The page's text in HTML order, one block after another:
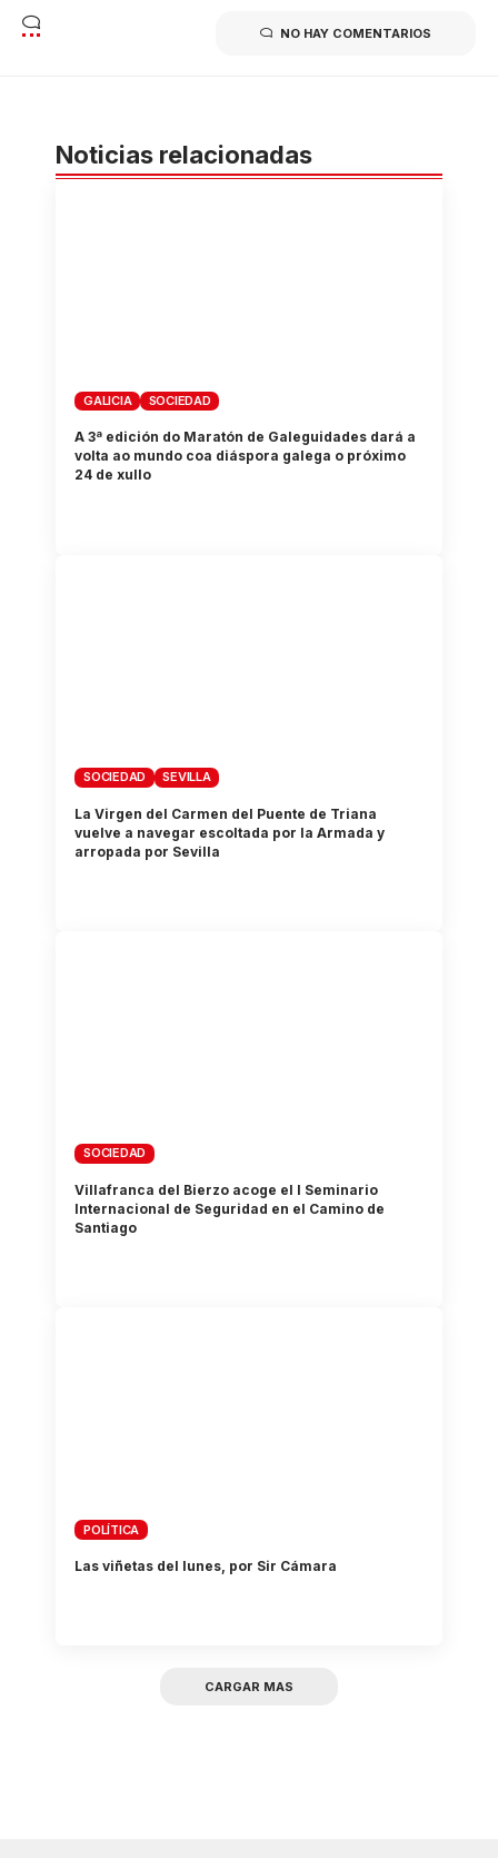
NO HAY COMENTARIOS
Noticias relacionadas
GALICIA SOCIEDAD
A 3ª edición do Maratón de Galeguidades dará a
volta ao mundo coa diáspora galega o próximo
24 de xullo
SOCIEDAD SEVILLA
La Virgen del Carmen del Puente de Triana
vuelve a navegar escoltada por la Armada y
arropada por Sevilla
SOCIEDAD
Villafranca del Bierzo acoge el I Seminario
Internacional de Seguridad en el Camino de
Santiago
POLÍTICA
Las viñetas del lunes, por Sir Cámara
CARGAR MAS